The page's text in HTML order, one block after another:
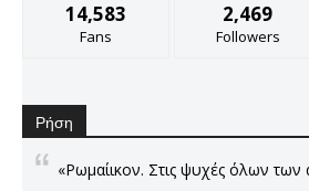
14,583
Fans
2,469
Followers
Ρήση
«Ρωμαίικον. Στις ψυχές όλων